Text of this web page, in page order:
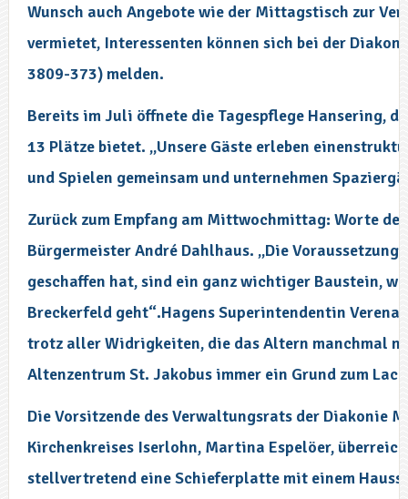
Wunsch auch Angebote wie der Mittagstisch zur
vermietet, Interessenten können sich bei der
3809-373) melden.
Bereits im Juli öffnete die Tagespflege Hansering,
13 Plätze bietet. „Unsere Gäste erleben
und Spielen gemeinsam und unternehmen
Zurück zum Empfang am Mittwochmittag: Worte
Bürgermeister André Dahlhaus. „Die
geschaffen hat, sind ein ganz wichtiger Baustein,
Breckerfeld geht“.Hagens Superintendentin Verena
trotz aller Widrigkeiten, die das Altern manchmal
Altenzentrum St. Jakobus immer ein Grund zum
Die Vorsitzende des Verwaltungsrats der Diakonie
Kirchenkreises Iserlohn, Martina Espelöer,
stellvertretend eine Schieferplatte mit einem